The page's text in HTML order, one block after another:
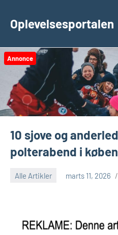
Oplevelsesportalen
Annonce
10 sjove og
polterabend i
Alle Artikler marts 11, 2026